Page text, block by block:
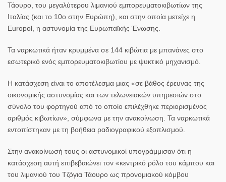
Τάουρο, του μεγαλύτερου λιμανιού εμπορευματοκιβωτίων της
Ιταλίας (και το 10ο στην Ευρώπη), και στην οποία μετείχε η
Europol, η αστυνομία της Ευρωπαϊκής Ένωσης.
Τα ναρκωτικά ήταν κρυμμένα σε 144 κιβώτια με μπανάνες στο
εσωτερικό ενός εμπορευματοκιβωτίου με ψυκτικό μηχανισμό.
Η κατάσχεση είναι το αποτέλεσμα μιας «σε βάθος έρευνας της
οικονομικής αστυνομίας και των τελωνειακών υπηρεσιών στο
σύνολο του φορτηγού από το οποίο επιλέχθηκε περιορισμένος
αριθμός κιβωτίων», σύμφωνα με την ανακοίνωση. Τα ναρκωτικά
εντοπίστηκαν με τη βοήθεια ραδιογραφικού εξοπλισμού.
Στην ανακοίνωσή τους οι αστυνομικοί υπογράμμισαν ότι η
κατάσχεση αυτή επιβεβαιώνει τον «κεντρικό ρόλο του κάμπου και
του λιμανιού του Τζόγια Τάουρο ως προνομιακού κόμβου